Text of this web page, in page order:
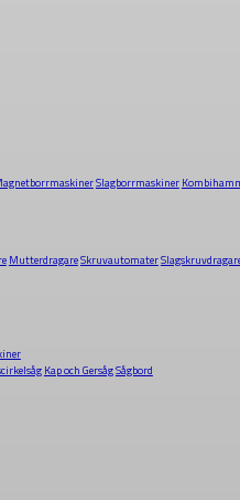
Slagborrmaskiner
MutterdragareSkruvautomater
Kap och GersågSågbord